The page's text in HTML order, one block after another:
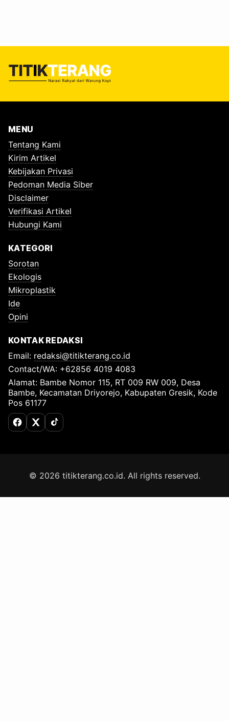
MENU
Tentang Kami
Kirim Artikel
Kebijakan Privasi
Pedoman Media Siber
Disclaimer
Verifikasi Artikel
Hubungi Kami
KATEGORI
Sorotan
Ekologis
Mikroplastik
Ide
Opini
KONTAK REDAKSI
Email: redaksi@titikterang.co.id
Contact/WA: +62856 4019 4083
Alamat: Bambe Nomor 115, RT 009 RW 009, Desa
Bambe, Kecamatan Driyorejo, Kabupaten Gresik, Kode
Pos 61177
Facebook
X (Twitter)
TikTok
© 2026 titikterang.co.id. All rights reserved.